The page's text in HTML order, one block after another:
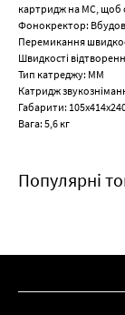
картридж на МС, щоб
Фонокректор:
Перемикання
Швидкості
Тип катреджу: ММ
Катридж
Габарити:
Вага: 5,6 кг
Популярні